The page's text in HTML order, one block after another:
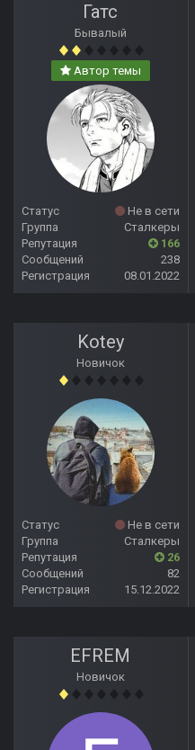
Гатс
Бывалый
Автор темы
Статус
Не в сети
Группа
Сталкеры
Репутация
166
Сообщений
238
Регистрация
08.01.2022
Kotey
Новичок
Статус
Не в сети
Группа
Сталкеры
Репутация
26
Сообщений
82
Регистрация
15.12.2022
EFREM
Новичок